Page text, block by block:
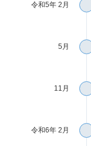
令和5年 2月
5月
11月
令和6年 2月